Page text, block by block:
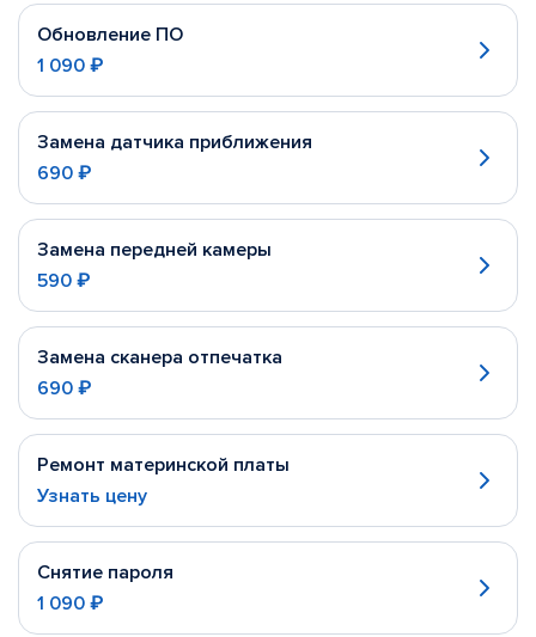
Обновление ПО
1 090 ₽
Замена датчика приближения
690 ₽
Замена передней камеры
590 ₽
Замена сканера отпечатка
690 ₽
Ремонт материнской платы
Узнать цену
Снятие пароля
1 090 ₽